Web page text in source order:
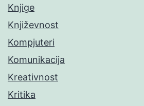
Knjige
Književnost
Kompjuteri
Komunikacija
Kreativnost
Kritika